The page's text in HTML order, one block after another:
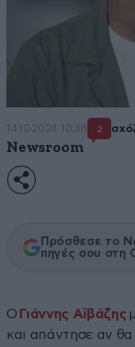
14·10·2024 10:38 2
Newsroom
Πρόσθεσε το
πηγές σου στη
Ο Γιάννης Αϊβάζης
και απάντησε αν